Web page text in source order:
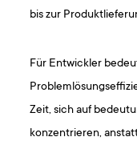
bis zur
Für Entwickler
Zeit, sich auf
konzentrieren,